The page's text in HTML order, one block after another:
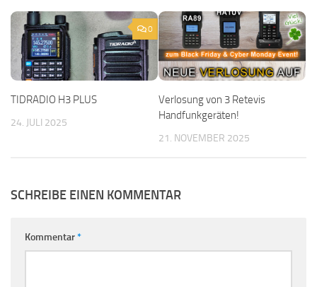
0
TIDRADIO H3 PLUS
24. JULI 2025
Verlosung von 3 Retevis
Handfunkgeräten!
21. NOVEMBER 2025
SCHREIBE EINEN KOMMENTAR
Kommentar*